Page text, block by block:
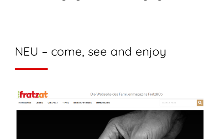
NEU – come, see and enjoy